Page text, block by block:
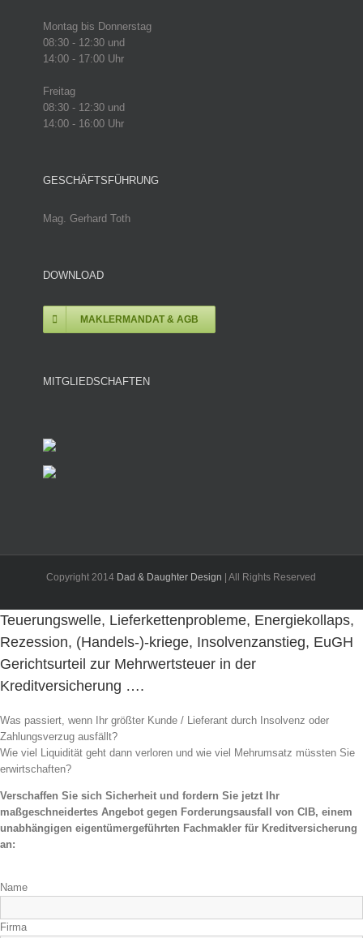
Montag bis Donnerstag
08:30 - 12:30 und
14:00 - 17:00 Uhr
Freitag
08:30 - 12:30 und
14:00 - 16:00 Uhr
GESCHÄFTSFÜHRUNG
Mag. Gerhard Toth
DOWNLOAD
MAKLERMANDAT & AGB
MITGLIEDSCHAFTEN
Copyright 2014 Dad & Daughter Design | All Rights Reserved
Teuerungswelle, Lieferkettenprobleme, Energiekollaps,
Rezession, (Handels-)-kriege, Insolvenzanstieg, EuGH
Gerichtsurteil zur Mehrwertsteuer in der
Kreditversicherung ….
Was passiert, wenn Ihr größter Kunde / Lieferant durch Insolvenz oder
Zahlungsverzug ausfällt?
Wie viel Liquidität geht dann verloren und wie viel Mehrumsatz müssten Sie
erwirtschaften?
Verschaffen Sie sich Sicherheit und fordern Sie jetzt Ihr
maßgeschneidertes Angebot gegen Forderungsausfall von CIB, einem
unabhängigen eigentümergeführten Fachmakler für Kreditversicherung
an:
Name
Firma